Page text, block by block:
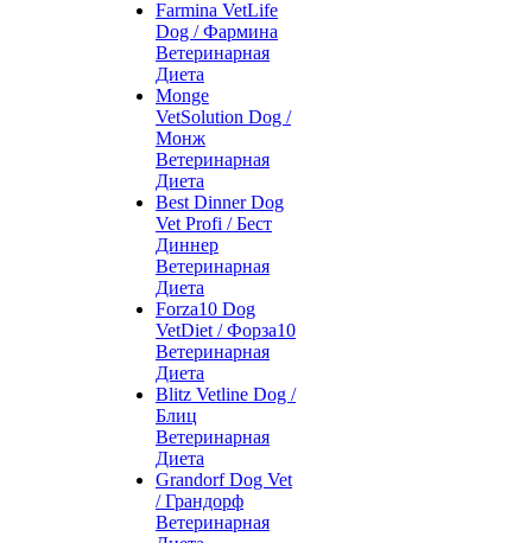
Farmina VetLife
Dog / Фармина
Ветеринарная
Диета
Monge
VetSolution Dog /
Монж
Ветеринарная
Диета
Best Dinner Dog
Vet Profi / Бест
Диннер
Ветеринарная
Диета
Forza10 Dog
VetDiet / Форза10
Ветеринарная
Диета
Blitz Vetline Dog /
Блиц
Ветеринарная
Диета
Grandorf Dog Vet
/ Грандорф
Ветеринарная